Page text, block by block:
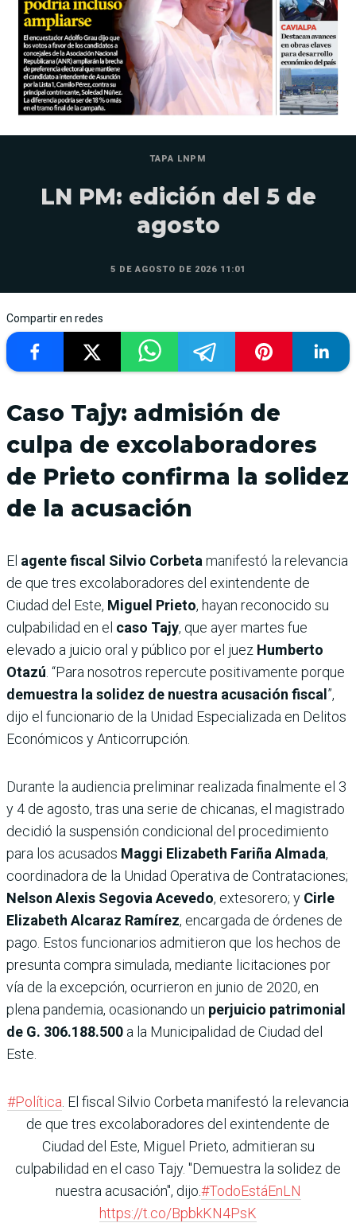
TAPA LNPM
LN PM: edición del 5 de
agosto
5 DE AGOSTO DE 2026 11:01
Compartir en redes
Caso Tajy: admisión de
culpa de excolaboradores
de Prieto confirma la solidez
de la acusación
El agente fiscal Silvio Corbetamanifestó la relevancia
de que tres excolaboradores del exintendente de
Ciudad del Este, Miguel Prieto, hayan reconocido su
culpabilidad en el caso Tajy, que ayer martes fue
elevado a juicio oral y público por el juez Humberto
Otazú. “Para nosotros repercute positivamente porque
demuestra la solidez de nuestra acusación fiscal ”,
dijo el funcionario de la Unidad Especializada en Delitos
Económicos y Anticorrupción.
Durante la audiencia preliminar realizada finalmente el 3
y 4 de agosto, tras una serie de chicanas, el magistrado
decidió la suspensión condicional del procedimiento
para los acusados Maggi Elizabeth Fariña Almada,
coordinadora de la Unidad Operativa de Contrataciones;
Nelson Alexis Segovia Acevedo, extesorero; y Cirle
Elizabeth Alcaraz Ramírez, encargada de órdenes de
pago. Estos funcionarios admitieron que los hechos de
presunta compra simulada, mediante licitaciones por
vía de la excepción, ocurrieron en junio de 2020, en
plena pandemia, ocasionando un perjuicio patrimonial
de G. 306.188.500 a la Municipalidad de Ciudad del
Este.
#Política. El fiscal Silvio Corbeta manifestó la relevancia
de que tres excolaboradores del exintendente de
Ciudad del Este, Miguel Prieto, admitieran su
culpabilidad en el caso Tajy. "Demuestra la solidez de
nuestra acusación", dijo.#TodoEstáEnLN
https://t.co/BpbkKN4PsK